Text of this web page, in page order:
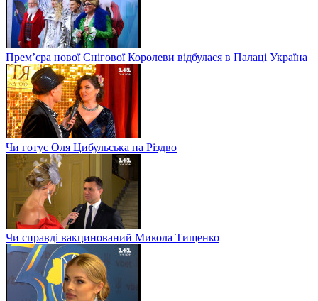
Прем’єра нової Снігової Королеви відбулася в Палаці Україна
Чи готує Оля Цибульська на Різдво
Чи справді вакцинований Микола Тищенко